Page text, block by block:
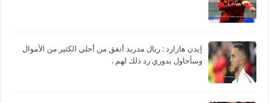
‏إيدن هازارد : ريال مدريد أنفق من أجلي الكثير من الأموال
وسأحاول بدوري رد ذلك لهم .